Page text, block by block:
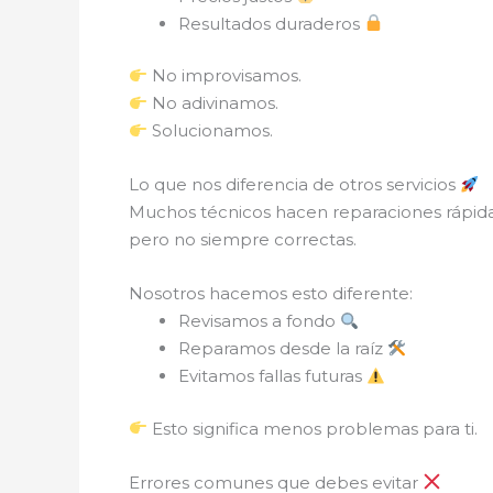
Resultados duraderos
No improvisamos.
No adivinamos.
Solucionamos.
Lo que nos diferencia de otros servicios
Muchos técnicos hacen reparaciones
pero no siempre correctas.
Nosotros hacemos esto diferente:
Revisamos a fondo
Reparamos desde la raíz
Evitamos fallas futuras
Esto significa menos problemas para ti.
Errores comunes que debes evitar